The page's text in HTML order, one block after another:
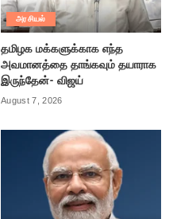
அரசியல்
தமிழக மக்களுக்காக எந்த
அவமானத்தை தாங்கவும் தயாராக
இருந்தேன்- விஜய்
August 7, 2026